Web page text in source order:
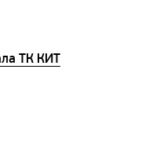
ТК КИТ